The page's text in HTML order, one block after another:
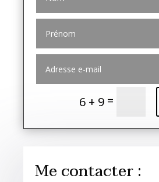
6 + 9=
Me contacter :